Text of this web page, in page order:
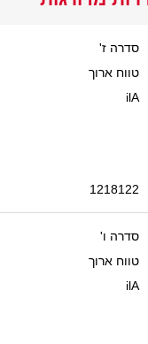
סדרה ז'
טווח ארוך
ilA
1218122
סדרה ו'
טווח ארוך
ilA